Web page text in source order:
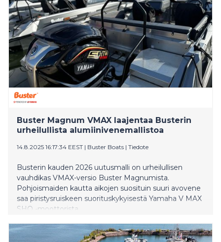
historiikin suomalaisen venealan kehityksestä Vene 26
Båt -messujen avajaispäivänä.
Buster Magnum VMAX laajentaa Busterin
urheilullista alumiinivenemallistoa
14.8.2025 16:17:34 EEST | Buster Boats | Tiedote
Busterin kauden 2026 uutusmalli on urheilullisen
vauhdikas VMAX-versio Buster Magnumista.
Pohjoismaiden kautta aikojen suosituin suuri avovene
saa piristysruiskeen suorituskykyisestä Yamaha V MAX
SHO -moottorista.